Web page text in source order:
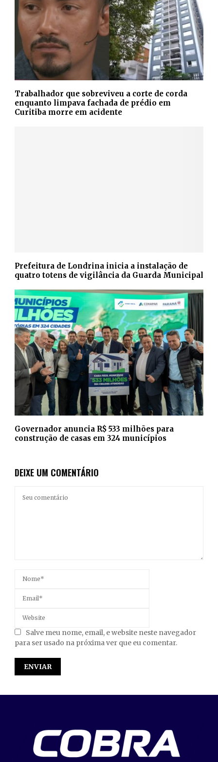
Trabalhador que sobreviveu a corte de corda
enquanto limpava fachada de prédio em
Curitiba morre em acidente
Prefeitura de Londrina inicia a instalação de
quatro totens de vigilância da Guarda Municipal
Governador anuncia R$ 533 milhões para
construção de casas em 324 municípios
DEIXE UM COMENTÁRIO
Salve meu nome, email, e website neste navegador
para ser usado na próxima ver que eu comentar.